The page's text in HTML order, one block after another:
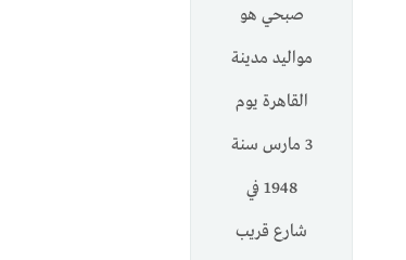
صبحي هو
مواليد مدينة
القاهرة يوم
3 مارس سنة
1948 في
شارع قريب